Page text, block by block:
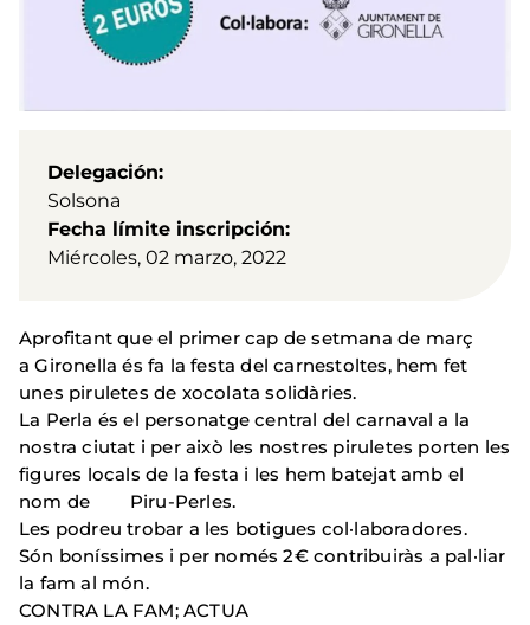
Delegación
Solsona
Fecha límite inscripción
Miércoles, 02 marzo, 2022
Aprofitant que el primer cap de setmana de març
a Gironella és fa la festa del carnestoltes, hem fet
unes piruletes de xocolata solidàries.
La Perla és el personatge central del carnaval a la
nostra ciutat i per això les nostres piruletes porten les
figures locals de la festa i les hem batejat amb el
nom de Piru-Perles.
Les podreu trobar a les botigues col·laboradores.
Són boníssimes i per només 2€ contribuiràs a pal·liar
la fam al món.
CONTRA LA FAM; ACTUA